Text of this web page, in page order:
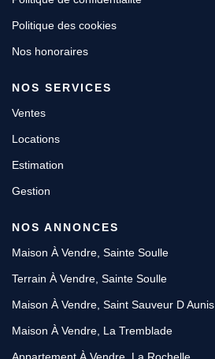
Politique des cookies
Nos honoraires
NOS SERVICES
Ventes
Locations
Estimation
Gestion
NOS ANNONCES
Maison À Vendre, Sainte Soulle
Terrain À Vendre, Sainte Soulle
Maison À Vendre, Saint Sauveur D Aunis
Maison À Vendre, La Tremblade
Appartement À Vendre, La Rochelle